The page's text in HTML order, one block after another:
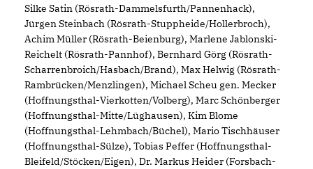
Silke Satin (Rösrath-Dammelsfurth/Pannenhack),
Jürgen Steinbach (Rösrath-Stuppheide/Hollerbroch),
Achim Müller (Rösrath-Beienburg), Marlene Jablonski-
Reichelt (Rösrath-Pannhof), Bernhard Görg (Rösrath-
Scharrenbroich/Hasbach/Brand), Max Helwig (Rösrath-
Rambrücken/Menzlingen), Michael Scheu gen. Mecker
(Hoffnungsthal-Vierkotten/Volberg), Marc Schönberger
(Hoffnungsthal-Mitte/Lüghausen), Kim Blome
(Hoffnungsthal-Lehmbach/Büchel), Mario Tischhäuser
(Hoffnungsthal-Sülze), Tobias Peffer (Hoffnungsthal-
Bleifeld/Stöcken/Eigen), Dr. Markus Heider (Forsbach-